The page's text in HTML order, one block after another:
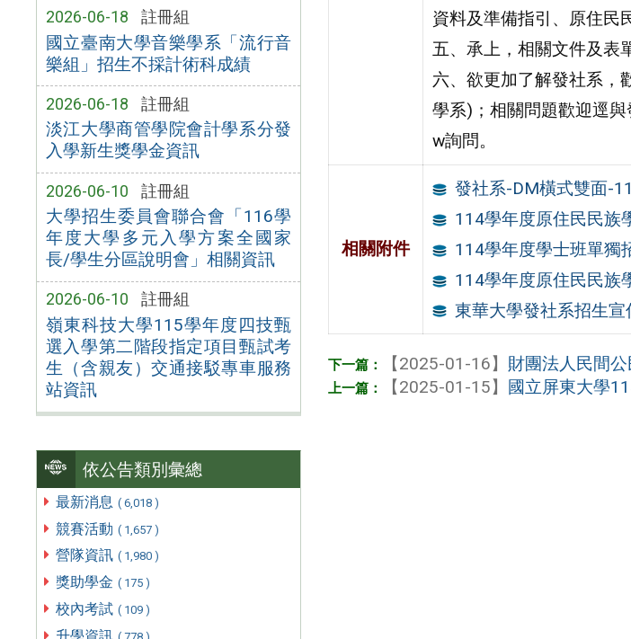
2026-06-18 註冊組
國立臺南大學音樂學系「流行音
樂組」招生不採計術科成績
2026-06-18 註冊組
淡江大學商管學院會計學系分發
入學新生獎學金資訊
2026-06-10 註冊組
大學招生委員會聯合會「116學
年度大學多元入學方案全國家
長/學生分區說明會」相關資訊
2026-06-10 註冊組
嶺東科技大學115學年度四技甄
選入學第二階段指定項目甄試考
生（含親友）交通接駁專車服務
站資訊
依公告類別彙總
最新消息 ( 6,018 )
競賽活動 ( 1,657 )
營隊資訊 ( 1,980 )
獎助學金 ( 175 )
校內考試 ( 109 )
資料及準備指引、原住民
五、承上，相關文件及表
六、欲更加了解發社系，
學系)；相關問題歡迎逕
w詢問。
相關附件
發社系-DM橫式雙面-
114學年度原住民民族
114學年度學士班單獨
114學年度原住民民族
東華大學發社系招生宣
【2025-01-16】 財團法人民間
【2025-01-15】 國立屏東大學